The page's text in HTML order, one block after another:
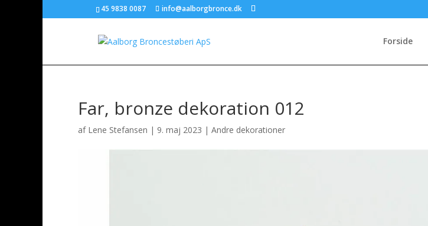
45 9838 0087 info@aalborgbronce.dk
Forside
Far, bronze dekoration 012
af Lene Stefansen | 9. maj 2023 | Andre dekorationer